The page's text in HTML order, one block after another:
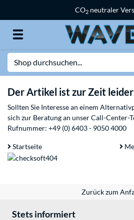
CO2 neutraler
Der Artikel ist zur Zeit
Sollten Sie Interesse an einem
sich zur Beratung an unser Call-Center-
Rufnummer: +49 (0) 6403 - 9050 4000
Startseite
Zurück zum
Stets informiert